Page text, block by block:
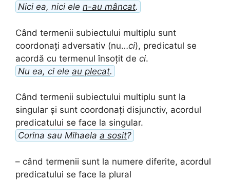
Nici ea, nici ele n-au mâncat.
Când termenii subiectului multiplu sunt
coordonați adversativ (nu…ci), predicatul se
acordă cu termenul însoțit de ci.
Nu ea, ci ele au plecat.
Când termenii subiectului multiplu sunt la
singular și sunt coordonați disjunctiv, acordul
predicatului se face la singular.
Corina sau Mihaela a sosit?
– când termenii sunt la numere diferite, acordul
predicatului se face la plural